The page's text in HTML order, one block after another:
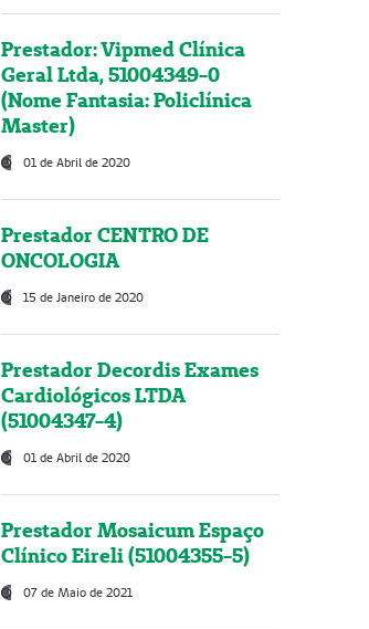
Prestador: Vipmed Clínica
Geral Ltda, 51004349-0
(Nome Fantasia: Policlínica
Master)
01 de Abril de 2020
Prestador CENTRO DE
ONCOLOGIA
15 de Janeiro de 2020
Prestador Decordis Exames
Cardiológicos LTDA
(51004347-4)
01 de Abril de 2020
Prestador Mosaicum Espaço
Clínico Eireli (51004355-5)
07 de Maio de 2021